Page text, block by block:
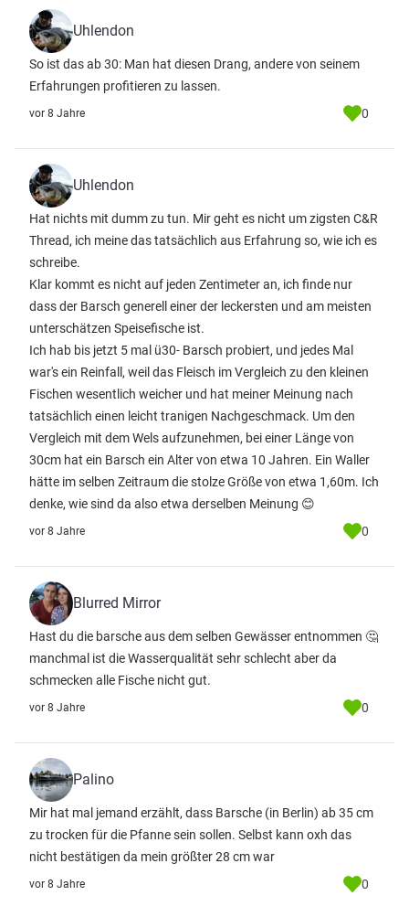
Uhlendon
So ist das ab 30: Man hat diesen Drang, andere von seinem
Erfahrungen profitieren zu lassen.
vor 8 Jahre 0
Uhlendon
Hat nichts mit dumm zu tun. Mir geht es nicht um zigsten C&R
Thread, ich meine das tatsächlich aus Erfahrung so, wie ich es
schreibe.
Klar kommt es nicht auf jeden Zentimeter an, ich finde nur
dass der Barsch generell einer der leckersten und am meisten
unterschätzen Speisefische ist.
Ich hab bis jetzt 5 mal ü30- Barsch probiert, und jedes Mal
war's ein Reinfall, weil das Fleisch im Vergleich zu den kleinen
Fischen wesentlich weicher und hat meiner Meinung nach
tatsächlich einen leicht tranigen Nachgeschmack. Um den
Vergleich mit dem Wels aufzunehmen, bei einer Länge von
30cm hat ein Barsch ein Alter von etwa 10 Jahren. Ein Waller
hätte im selben Zeitraum die stolze Größe von etwa 1,60m. Ich
denke, wie sind da also etwa derselben Meinung 😊
vor 8 Jahre 0
Blurred Mirror
Hast du die barsche aus dem selben Gewässer entnommen 🤔
manchmal ist die Wasserqualität sehr schlecht aber da
schmecken alle Fische nicht gut.
vor 8 Jahre 0
Palino
Mir hat mal jemand erzählt, dass Barsche (in Berlin) ab 35 cm
zu trocken für die Pfanne sein sollen. Selbst kann oxh das
nicht bestätigen da mein größter 28 cm war
vor 8 Jahre 0